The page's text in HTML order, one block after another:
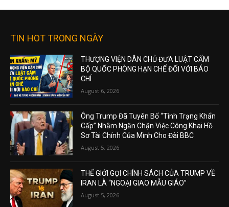
TIN HOT TRONG NGÀY
THƯỢNG VIỆN DÂN CHỦ ĐƯA LUẬT CẤM
BỘ QUỐC PHÒNG HẠN CHẾ ĐỐI VỚI BÁO
CHÍ
August 6, 2026
Ông Trump Đã Tuyên Bố “Tình Trạng Khẩn
Cấp” Nhằm Ngăn Chặn Việc Công Khai Hồ
Sơ Tài Chính Của Mình Cho Đài BBC
August 5, 2026
THẾ GIỚI GỌI CHÍNH SÁCH CỦA TRUMP VỀ
IRAN LÀ “NGOẠI GIAO MẪU GIÁO”
August 5, 2026